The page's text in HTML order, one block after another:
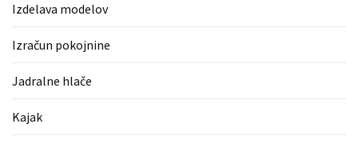
pokojnine
blazine
Izdelava modelov
Izračun pokojnine
Jadralne hlače
Kajak